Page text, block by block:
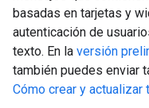
basadas en tarjetas y
autenticación de
texto. En la versión
también puedes enviar
Cómo crear y actualizar